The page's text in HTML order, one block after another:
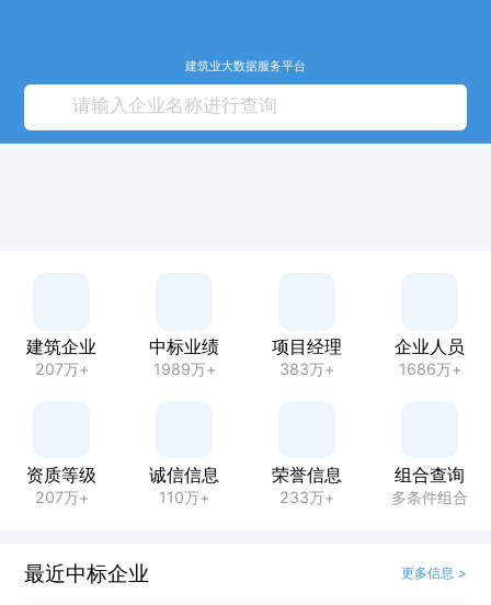
建筑业大数据服务平台
建筑企业
207万+
中标业绩
1989万+
项目经理
383万+
企业人员
1686万+
资质等级
207万+
诚信信息
110万+
荣誉信息
233万+
组合查询
多条件组合
最近中标企业 更多信息 >